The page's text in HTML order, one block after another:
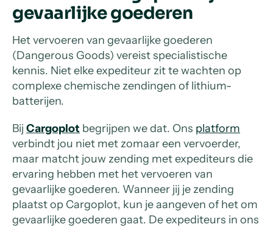
gevaarlijke goederen
Het vervoeren van gevaarlijke goederen
(Dangerous Goods) vereist specialistische
kennis. Niet elke expediteur zit te wachten op
complexe chemische zendingen of lithium-
batterijen.
Bij Cargoplot begrijpen we dat. Ons platform
verbindt jou niet met zomaar een vervoerder,
maar matcht jouw zending met expediteurs die
ervaring hebben met het vervoeren van
gevaarlijke goederen. Wanneer jij je zending
plaatst op Cargoplot, kun je aangeven of het om
gevaarlijke goederen gaat. De expediteurs in ons